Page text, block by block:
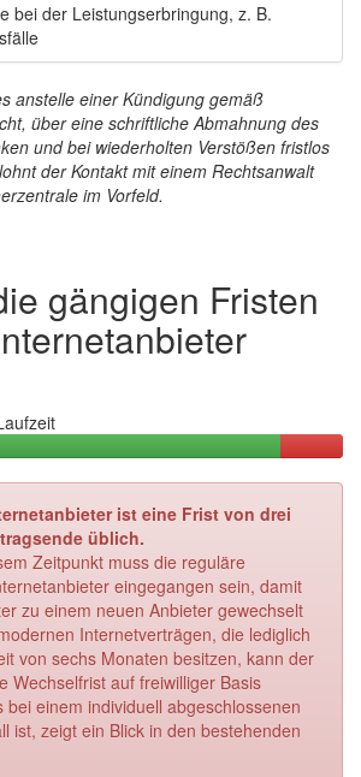
bei der Leistungserbringung, z. B.
anstelle einer Kündigung gemäß
über eine schriftliche Abmahnung des
und bei wiederholten Verstößen fristlos
der Kontakt mit einem Rechtsanwalt
im Vorfeld.
gängigen Fristen
Meist:
Monate
ist eine Frist von drei
üblich.
Zeitpunkt muss die reguläre
eingegangen sein, damit
zu einem neuen Anbieter gewechselt
Internetverträgen, die lediglich
von sechs Monaten besitzen, kann der
Wechselfrist auf freiwilliger Basis
bei einem individuell abgeschlossenen
ist, zeigt ein Blick in den bestehenden